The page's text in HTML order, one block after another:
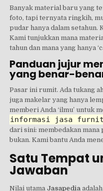
Banyak material baru yang
foto, tapi ternyata ringkih,
pudar hanya dalam setahun.
Kami tunjukkan mana
tahun dan mana yang hanya
Panduan jujur
yang benar-
Pasar ini rumit. Ada tukang
juga makelar yang hanya
memberi Anda ‘ilmu’ untuk
informasi jasa
dari sini: membedakan mana
bukan. Kami bantu Anda
Satu Tempat
Jawaban
Nilai utama Jasapedia